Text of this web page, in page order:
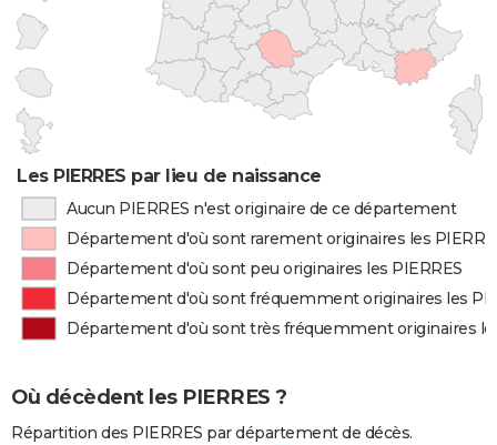
Les PIERRES par lieu de naissance
Aucun PIERRES n'est originaire de ce département
Département d'où sont rarement originaires les
Département d'où sont peu originaires les PIERRES
Département d'où sont fréquemment originaires les
Département d'où sont très fréquemment originaires
Où décèdent les PIERRES ?
Répartition des PIERRES par département de décès.